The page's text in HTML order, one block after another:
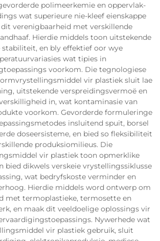
polimeerkemie en oppervlak-
wat superieure nie-kleef eienskappe
verenigbaarheid met verskillende
Hierdie middels toon uitstekende
en bly effektief oor wye
wat tipies in
voorkom. Die tegnologiese
vir plastiek sluit lae
uitstekende verspreidingsvermoë en
in, wat kontaminasie van
voorkom. Gevorderde formuleringe
insluitend spuit, borsel
doseersisteme, en bied so fleksibiliteit
produksiomilieus. Die
vir plastiek toon opmerklike
bied dikwels verskeie vrystellingssiklusse
wat bedryfskoste verminder en
Hierdie middels word ontwerp om
met termoplastieke, termosette en
en maak dit veeldoelige oplossings vir
Nywerhede wat
vir plastiek gebruik, sluit